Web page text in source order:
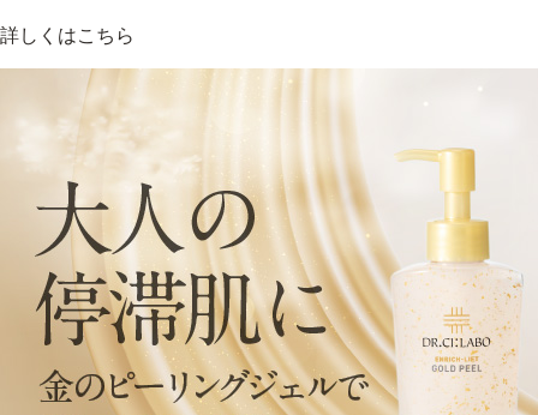
詳しくはこちら